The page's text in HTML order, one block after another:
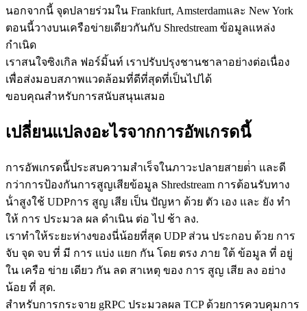
นอกจากนี้ จุดปลายร่วมใน Frankfurt, Amsterdamและ New York
ตอนนี้วางบนเครือข่ายเดียวกันกับ Shredstream ข้อมูลแหล่ง
กําเนิด
เราสนใจซิงเกิล ฟอร์มิ้นท์ เราปรับปรุงชานชาลาอย่างต่อเนื่อง
เพื่อส่งมอบสภาพแวดล้อมที่ดีที่สุดที่เป็นไปได้
ขอบคุณสําหรับการสนับสนุนเสมอ
เปลี่ยนแปลงอะไรจากการอัพเกรดนี้
การอัพเกรดนี้ประสบความสําเร็จในภาวะปลายสายต่ํา และดี
กว่าการป้องกันการสูญเสียข้อมูล Shredstream การต้อนรับทาง
น้ําสูงใช้ UDPการ สูญ เสีย เป็น ปัญหา ด้วย ตัว เอง และ ยัง ทํา
ให้ การ ประมวล ผล ดําเนิน ต่อ ไป ช้า ลง.
เราทําให้ระยะห่างของนี่น้อยที่สุด UDP ส่วน ประกอบ ด้วย การ
จับ จุด จบ ที่ มี การ แบ่ง แยก กัน โดย ตรง ภาย ใต้ ข้อมูล ที่ อยู่
ใน เครือ ข่าย เดียว กัน ลด สาเหตุ ของ การ สูญ เสีย ลง อย่าง
น้อย ที่ สุด.
สําหรับการกระจาย gRPC ประมวลผล TCP ด้วยการควบคุมการ